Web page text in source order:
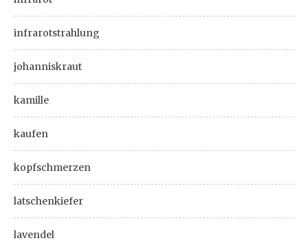
infrarotstrahlung
johanniskraut
kamille
kaufen
kopfschmerzen
latschenkiefer
lavendel